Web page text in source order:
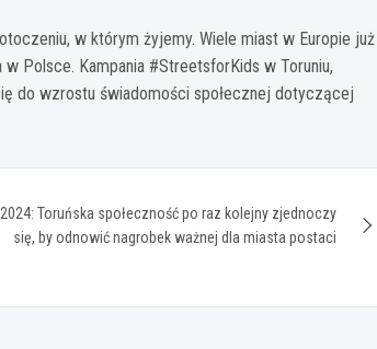
w którym żyjemy. Wiele miast w Europie już
w Polsce. Kampania #StreetsforKids w Toruniu,
do wzrostu świadomości społecznej dotyczącej
Toruńska społeczność po raz kolejny zjednoczy
się, by odnowić nagrobek ważnej dla miasta postaci